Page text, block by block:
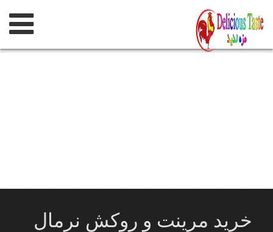
به
محتوی
خرید مرینت و روکش نرمال